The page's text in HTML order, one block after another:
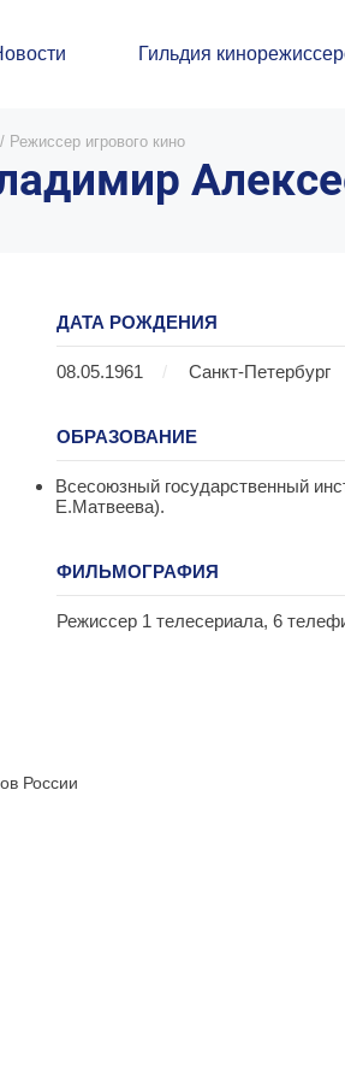
Гильдия
Режиссер игрового кино
ДАТА РОЖДЕНИЯ
08.05.1961 / Санкт-Петербург
ОБРАЗОВАНИЕ
Всесоюзный государственный
Е.Матвеева).
ФИЛЬМОГРАФИЯ
Режиссер 1 телесериала, 6
России